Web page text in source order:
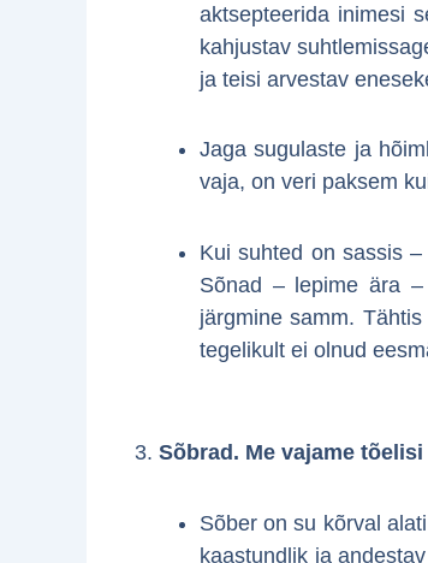
aktsepteerida inimesi
kahjustav
ja teisi arvestav
Jaga sugulaste ja
vaja, on veri paksem
Kui suhted on sassis
Sõnad – lepime ära
järgmine samm.
tegelikult ei olnud
3. Sõbrad. Me vajame
Sõber on su kõrval
kaastundlik ja